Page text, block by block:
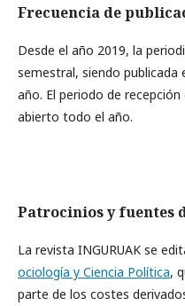
Frecuencia de
Desde el año 2019, la
semestral, siendo publicada
año. El periodo de
abierto todo el año.
Patrocinios y fuentes
La revista INGURUAK se
ociología y Ciencia Política,
parte de los costes